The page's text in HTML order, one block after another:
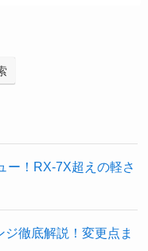
ー！RX-7X超えの軽さ
徹底解説！変更点ま